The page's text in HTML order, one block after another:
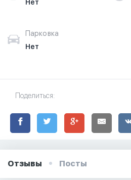
Нет
Парковка
Нет
Поделиться:
Отзывы Посты